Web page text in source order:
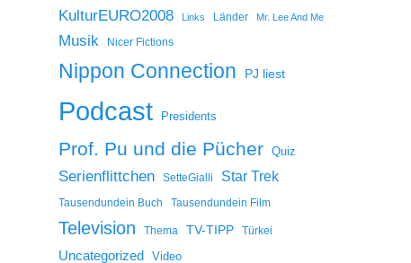
KulturEURO2008 Links Länder Mr. Lee And Me
Musik Nicer Fictions
Nippon Connection PJ liest
Podcast Presidents
Prof. Pu und die Pücher Quiz
Serienflittchen SetteGialli Star Trek
Tausendundein Buch Tausendundein Film
Television Thema TV-TIPP Türkei
Uncategorized Video